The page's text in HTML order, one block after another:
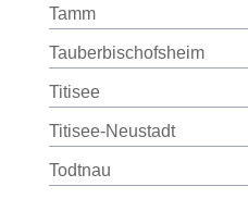
Tamm
Tauberbischofsheim
Titisee
Titisee-Neustadt
Todtnau